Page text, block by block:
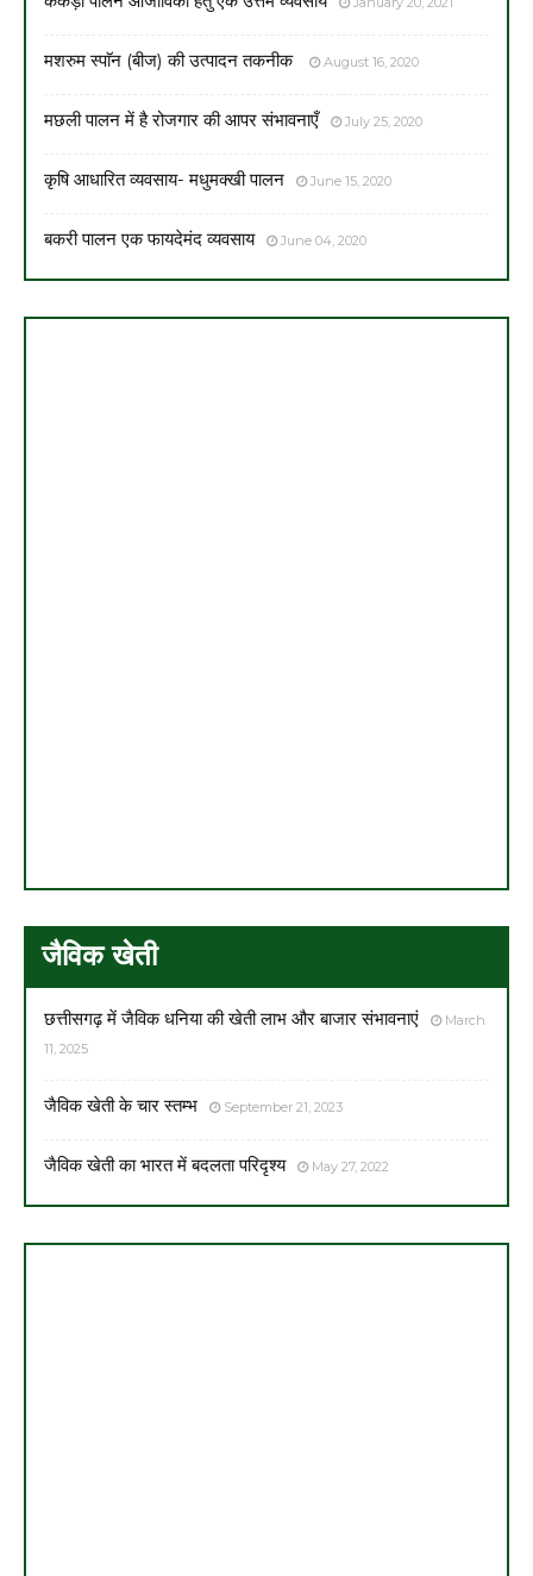
मशरुम स्पाॅन (बीज) की उत्पादन तकनीक August 16, 2020
मछली पालन में है रोजगार की आपर संभावनाएँ July 25, 2020
कृषि आधारित व्यवसाय- मधुमक्खी पालन June 15, 2020
बकरी पालन एक फायदेमंद व्यवसाय June 04, 2020
जैविक खेती
छत्तीसगढ़ में जैविक धनिया की खेती लाभ और बाजार संभावनाएं
March
11, 2025
जैविक खेती के चार स्तम्भ September 21, 2023
जैविक खेती का भारत में बदलता परिदृश्य May 27, 2022